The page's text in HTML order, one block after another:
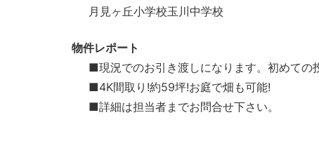
月見ヶ丘小学校玉川中学校
物件レポート
■現況でのお引き渡しになります。初めての
■4K間取り!約59坪!お庭で畑も可能!
■詳細は担当者までお問合せ下さい。